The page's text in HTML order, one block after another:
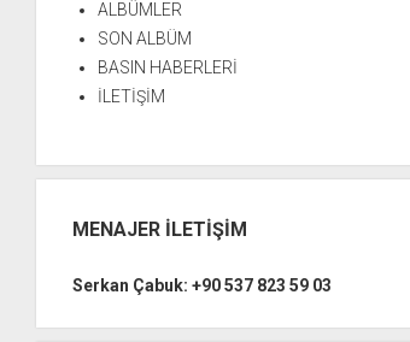
ALBÜMLER
SON ALBÜM
BASIN HABERLERİ
İLETİŞİM
MENAJER İLETİŞİM
Serkan Çabuk: +90 537 823 59 03